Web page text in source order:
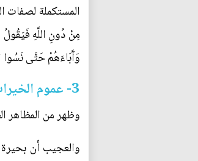
المستكملة لصفات
وَآَبَاءَهُمْ حَتَّى نَسُوا
3- عموم الخيرات والبركات
وظهر من المظاهر
والعجيب أن